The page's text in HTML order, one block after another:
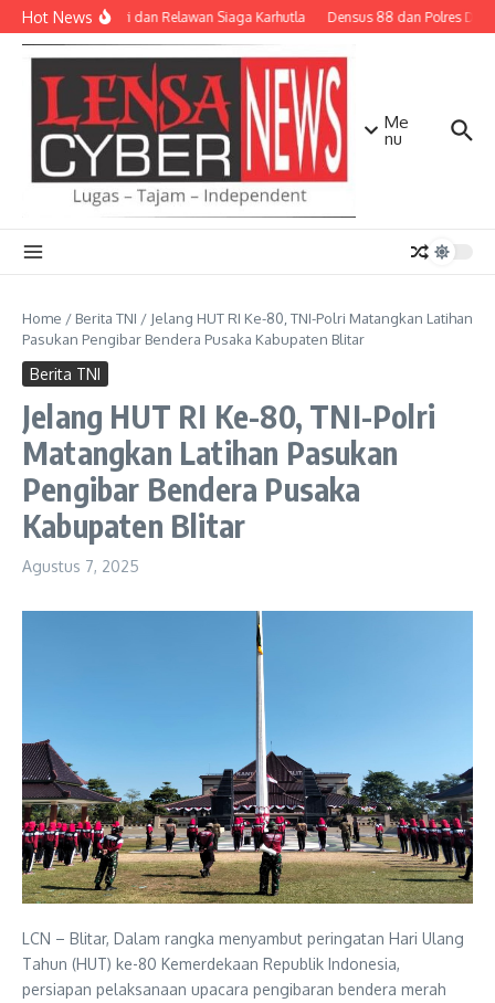
Lewati ke konten
Hot NewsTNI-Polri dan Relawan Siaga Karhutla Densus 88 dan Polres
Me
nu
Home / Berita TNI / Jelang HUT RI Ke-80, TNI-Polri Matangkan Latihan
Pasukan Pengibar Bendera Pusaka Kabupaten Blitar
Berita TNI
Jelang HUT RI Ke-80, TNI-Polri
Matangkan Latihan Pasukan
Pengibar Bendera Pusaka
Kabupaten Blitar
Agustus 7, 2025
LCN – Blitar, Dalam rangka menyambut peringatan Hari Ulang
Tahun (HUT) ke-80 Kemerdekaan Republik Indonesia,
persiapan pelaksanaan upacara pengibaran bendera merah